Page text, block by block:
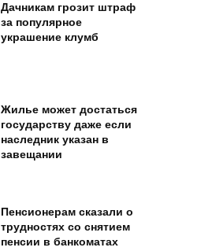
Дачникам грозит штраф
за популярное
украшение клумб
Жилье может достаться
государству даже если
наследник указан в
завещании
Пенсионерам сказали о
трудностях со снятием
пенсии в банкоматах